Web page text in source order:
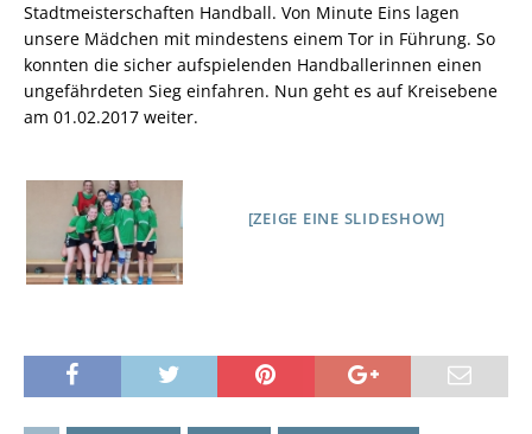
Stadtmeisterschaften Handball. Von Minute Eins lagen
unsere Mädchen mit mindestens einem Tor in Führung. So
konnten die sicher aufspielenden Handballerinnen einen
ungefährdeten Sieg einfahren. Nun geht es auf Kreisebene
am 01.02.2017 weiter.
[ZEIGE EINE SLIDESHOW]